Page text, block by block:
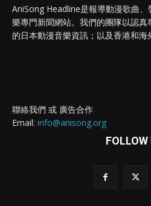
AniSong Headline是報導動漫歌曲
樂專門新聞網站。我們的團隊以認
的日本動漫音樂資訊；以及香港和海
聯絡我們 或 廣告合作
Email: info@anisong.org
FOLLOW